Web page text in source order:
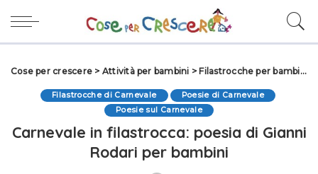
Cose per crescere > Attività per bambini > Filastrocche per bambini
Filastrocche di Carnevale
Poesie di Carnevale
Poesie sul Carnevale
Carnevale in filastrocca: poesia di Gianni
Rodari per bambini